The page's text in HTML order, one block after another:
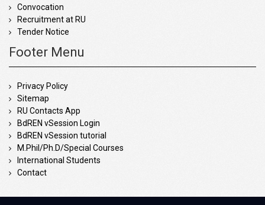
Convocation
Recruitment at RU
Tender Notice
Footer Menu
Privacy Policy
Sitemap
RU Contacts App
BdREN vSession Login
BdREN vSession tutorial
M.Phil/Ph.D/Special Courses
International Students
Contact